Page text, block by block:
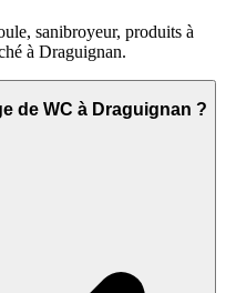
sanibroyeur, produits à
à Draguignan.
de WC à Draguignan ?